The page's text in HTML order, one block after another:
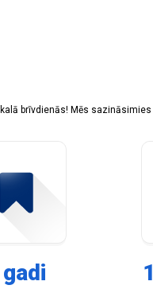
brīvdienās! Mēs